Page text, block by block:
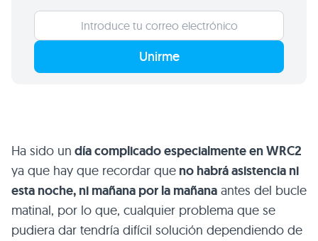
Unirme
Ha sido un día complicado especialmente en WRC2
ya que hay que recordar que no habrá asistencia ni
esta noche, ni mañana por la mañana antes del bucle
matinal, por lo que, cualquier problema que se
pudiera dar tendría difícil solución dependiendo de